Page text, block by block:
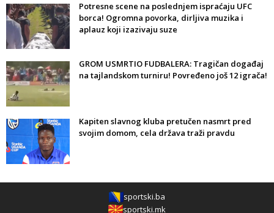
Potresne scene na poslednjem ispraćaju UFC
borca! Ogromna povorka, dirljiva muzika i
aplauz koji izazivaju suze
GROM USMRTIO FUDBALERA: Tragičan događaj
na tajlandskom turniru! Povređeno još 12 igrača!
Kapiten slavnog kluba pretučen nasmrt pred
svojim domom, cela država traži pravdu
sportski.ba
sportski.mk